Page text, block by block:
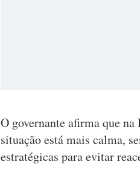
O governante afirma que
situação está mais calma,
estratégicas para evitar